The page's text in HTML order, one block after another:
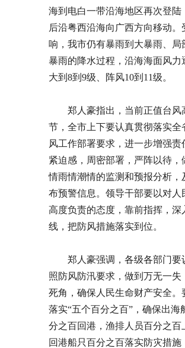
海到电白一带沿海地区再次登陆
后沿粤西沿海向广西方向移动。
响，我市仍有暴雨到大暴雨、局
暴雨的降水过程，沿海海面风力
大到8到9级、阵风10到11级。
郑人豪指出，当前正值台风
节，全市上下要认真贯彻落实全
风工作部署要求，进一步增强责
紧迫感，周密部署，严阵以待，
情雨情潮情的监测和预报分析，
布预警信息。领导干部要以对人
高度负责的态度，靠前指挥，深
线，把防风措施落实到位。
郑人豪强调，各级各部门要
照防风防汛要求，做到万无一失
死角，确保人民生命财产安全。
落实“五个百分之百”，确保出海
分之百回港，渔排人员百分之百
回港船只百分之百落实防灾措施